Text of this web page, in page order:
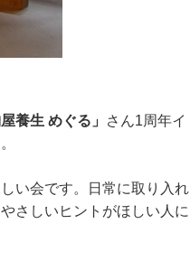
屋養生 めぐる」
さん1周年イ
い会です。日常に取り入れ
さしいヒントがほしい人に